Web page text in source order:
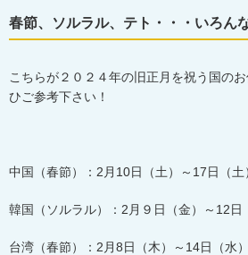
春節、ソルラル、テト・・・いろん
こちらが２０２４年の旧正月を祝う国の
ひご参考下さい！
中国（春節）： 2 月 10日（土）～ 17日（土
韓国（ソルラル）： 2 月９日（金）～ 12日
台湾（春節）： 2 月8日（木）～ 14日（水）